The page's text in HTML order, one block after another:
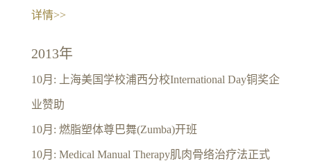
详情>>
2013年
10月: 上海美国学校浦西分校International Day铜奖企
业赞助
10月: 燃脂塑体尊巴舞(Zumba)开班
10月: Medical Manual Therapy肌肉骨络治疗法正式